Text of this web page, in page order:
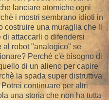
lanciare atomiche ogni
i mostri sembrano idioti in
costruire una muraglia che li
attaccarli o difendersi
al robot "analogico" se
Perchè c'è bisogno di
di un alieno per capire
la spada super distruttiva
continuare per altri
una storia che non ha tutta